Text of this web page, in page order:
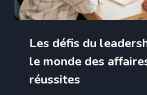
Les défis du
le monde des
réussites